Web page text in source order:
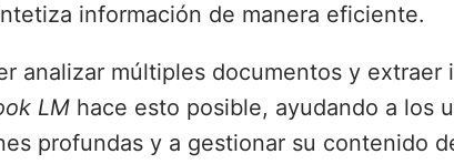
información de manera eficiente.
analizar múltiples documentos y
LM hace esto posible, ayudando a los
profundas y a gestionar su contenido